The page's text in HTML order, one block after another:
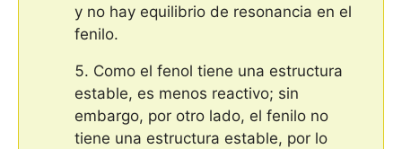
y no hay equilibrio de resonancia en el
fenilo.
Como el fenol tiene una estructura
estable, es menos reactivo; sin
embargo, por otro lado, el fenilo no
tiene una estructura estable, por lo